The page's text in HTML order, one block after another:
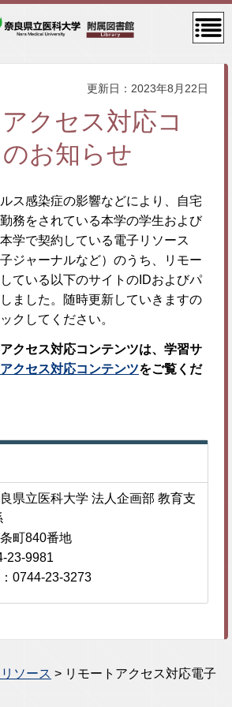
コン
テン
ニュ
更新日：2023年8月22日
クセス対応コ
お知らせ
ス感染症の影響などにより、自宅
務をされている本学の学生および
学で契約している電子リソース
ジャーナルなど）のうち、リモー
ている以下のサイトのIDおよびパ
ました。随時更新していきますの
クしてください。
クセス対応コンテンツは、学習サ
クセス対応コンテンツをご覧くだ
県立医科大学 法人企画部 教育支
町840番地
23-9981
0744-23-3273
ソース > リモートアクセス対応電子